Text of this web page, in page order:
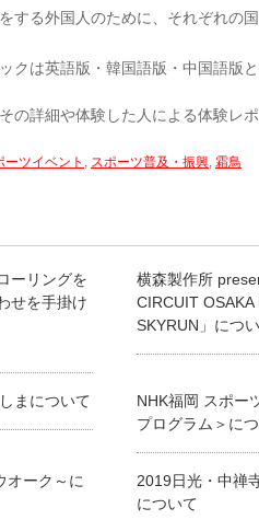
する外国人のために、それぞれの
クは英語版・韓国語版・中国語版と
の詳細や体験した人による体験レ
ーツイベント , スポーツ普及・振興, 霜鳥
ーリングを
せを手掛け
横森製作所
CIRCUIT
SKYRUN」につ
まについて
NHK福岡 スポー
プログラム＞に
オーク～に
2019日光・中禅
について